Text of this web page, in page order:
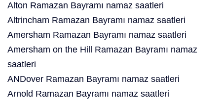
Alton Ramazan Bayramı namaz saatleri
Altrincham Ramazan Bayramı namaz saatleri
Amersham Ramazan Bayramı namaz saatleri
Amersham on the Hill Ramazan Bayramı namaz
saatleri
ANDover Ramazan Bayramı namaz saatleri
Arnold Ramazan Bayramı namaz saatleri